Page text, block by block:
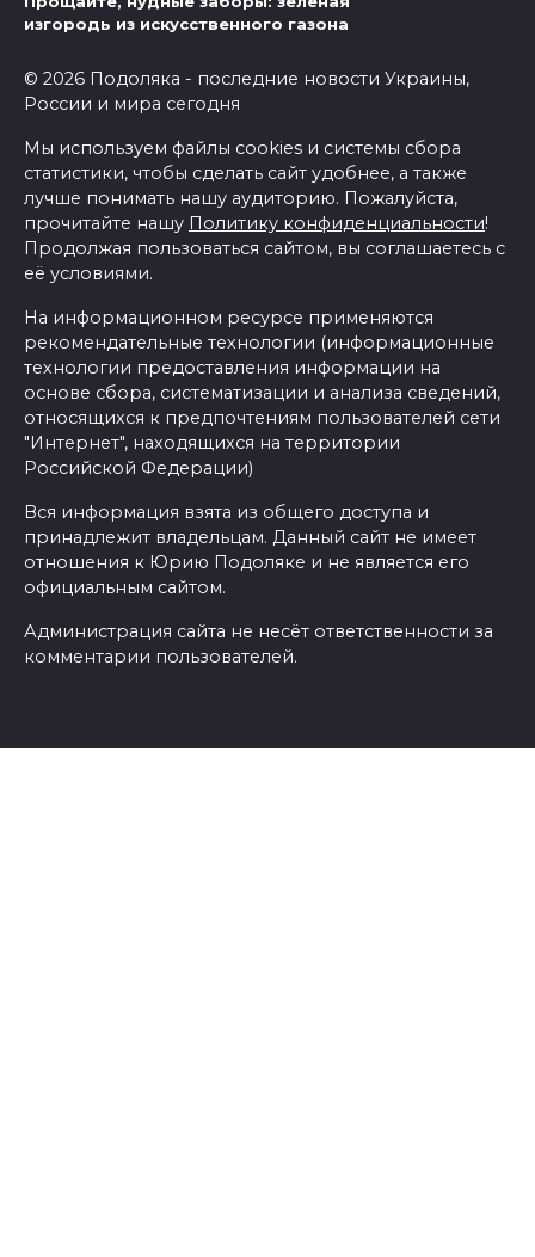
изгородь из искусственного газона
© 2026 Подоляка - последние новости Украины,
России и мира сегодня
Мы используем файлы cookies и системы сбора
статистики, чтобы сделать сайт удобнее, а также
лучше понимать нашу аудиторию. Пожалуйста,
прочитайте нашу Политику конфиденциальности!
Продолжая пользоваться сайтом, вы соглашаетесь с
её условиями.
На информационном ресурсе применяются
рекомендательные технологии (информационные
технологии предоставления информации на
основе сбора, систематизации и анализа сведений,
относящихся к предпочтениям пользователей сети
"Интернет", находящихся на территории
Российской Федерации)
Вся информация взята из общего доступа и
принадлежит владельцам. Данный сайт не имеет
отношения к Юрию Подоляке и не является его
официальным сайтом.
Администрация сайта не несёт ответственности за
комментарии пользователей.